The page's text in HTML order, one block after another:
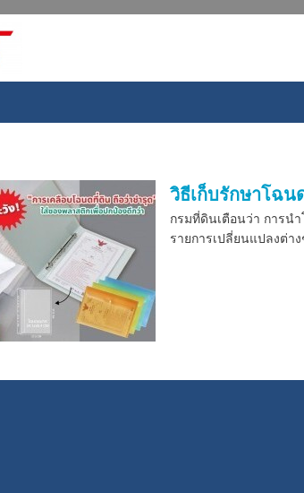
วิธีเก็บรักษาโฉ
กรมที่ดินเตือนว่า การน
รายการเปลี่ยนแปลงต่าง